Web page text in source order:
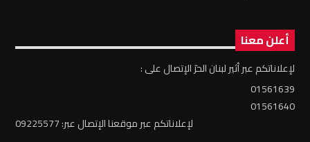
أعلن معنا
لإعلاناتكم عبر أثير لبنان الحرّ الإتصال على :
01561639
01561640
لإعلاناتكم عبر موقعنا الإتصال عبر: 09225577